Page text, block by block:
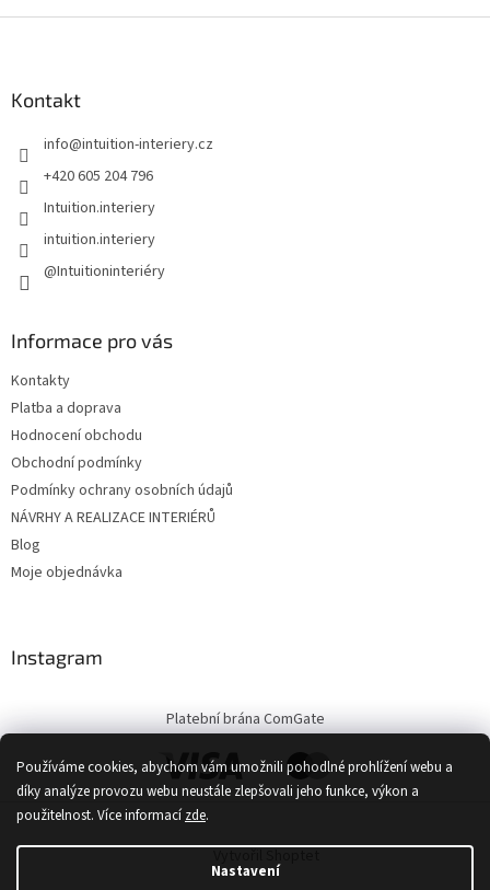
Používáme cookies, abychom vám umožnili pohodlné prohlížení webu a
díky analýze provozu webu neustále zlepšovali jeho funkce, výkon a
použitelnost. Více informacízde.
Nastavení
Kontakt
info@intuition-interiery.cz
+420 605 204 796
Intuition.interiery
intuition.interiery
@Intuitioninteriéry
Informace pro vás
Kontakty
Platba a doprava
Hodnocení obchodu
Obchodní podmínky
Podmínky ochrany osobních údajů
NÁVRHY A REALIZACE INTERIÉRŮ
Blog
Moje objednávka
Instagram
Platební brána ComGate